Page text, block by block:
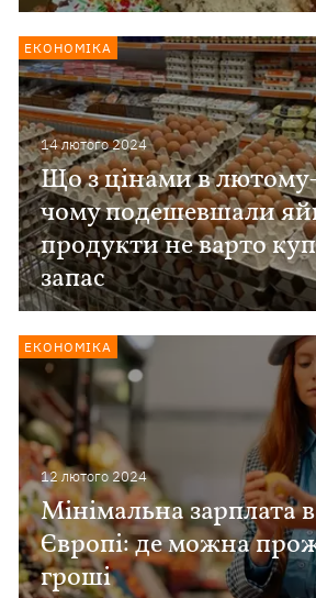
14 лютого 2024
Що з цінами в
чому подешевшали
продукти не варто
запас
ЕКОНОМІКА
12 лютого 2024
Мінімальна зарплата
Європі: де можна
гроші
ЕКОНОМІКА